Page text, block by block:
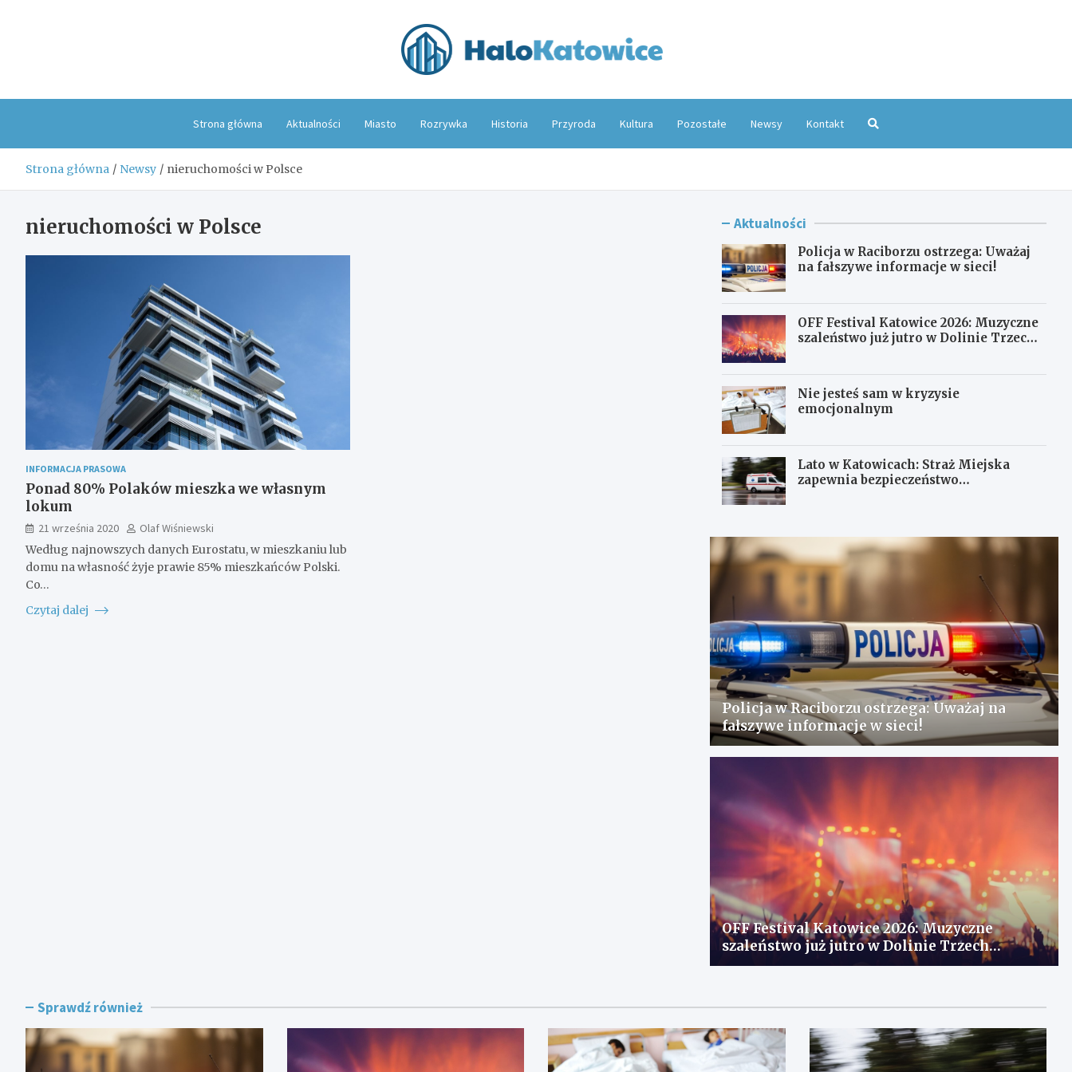
Strona główna Aktualności Miasto Rozrywka Historia Przyroda Kultura Pozostałe Newsy Kontakt
Strona główna Newsy nieruchomości w Polsce
nieruchomości w Polsce
INFORMACJA PRASOWA
Ponad 80% Polaków mieszka we własnym
lokum
21 września 2020
Olaf Wiśniewski
Według najnowszych danych Eurostatu, w mieszkaniu lub
domu na własność żyje prawie 85% mieszkańców Polski.
Co…
Czytaj dalej
Aktualności
Policja w Raciborzu ostrzega: Uważaj
na fałszywe informacje w sieci!
OFF Festival Katowice 2026: Muzyczne
szaleństwo już jutro w Dolinie Trzech
Nie jesteś sam w kryzysie
emocjonalnym
Lato w Katowicach: Straż Miejska
zapewnia bezpieczeństwo
Policja w Raciborzu ostrzega: Uważaj na
fałszywe informacje w sieci!
OFF Festival Katowice 2026: Muzyczne
szaleństwo już jutro w Dolinie Trzech
Stawów!
Sprawdź również